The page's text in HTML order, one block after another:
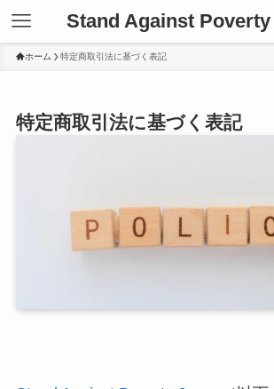
Stand Against Poverty
ホーム 特定商取引法に基づく表記
特定商取引法に基づく表記